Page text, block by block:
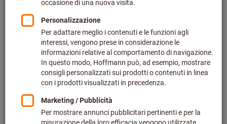
Filtern & Sortieren
3000Produkte gefunden
Produkte
Maschinen-Gewindebohrer Form